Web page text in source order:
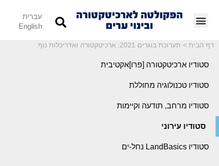
עברית
English
דף הבית > תערוכת בוגרים 2021: ארכיטקטורה ואדריכלות נוף.
סטודיו ארכיטקטורה [פרו]אקטיבית
סטודיו טכנולוגיה מחוללת
סטודיו מרחב, תודעה וקיימות
סטודיו עירוני
סטודיו LandBasics נחל-ים